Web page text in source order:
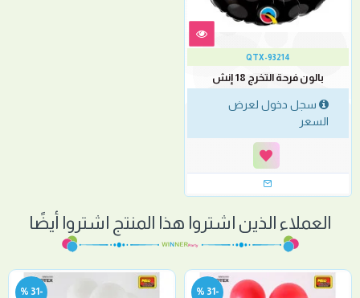
QTX-93214
بالون فرحة التخرج 18 إنش
سجل دخول لعرض
السعر
العملاء الذين اشتروا هذا المنتج اشتروا أيضًا
-31 %
-31 %